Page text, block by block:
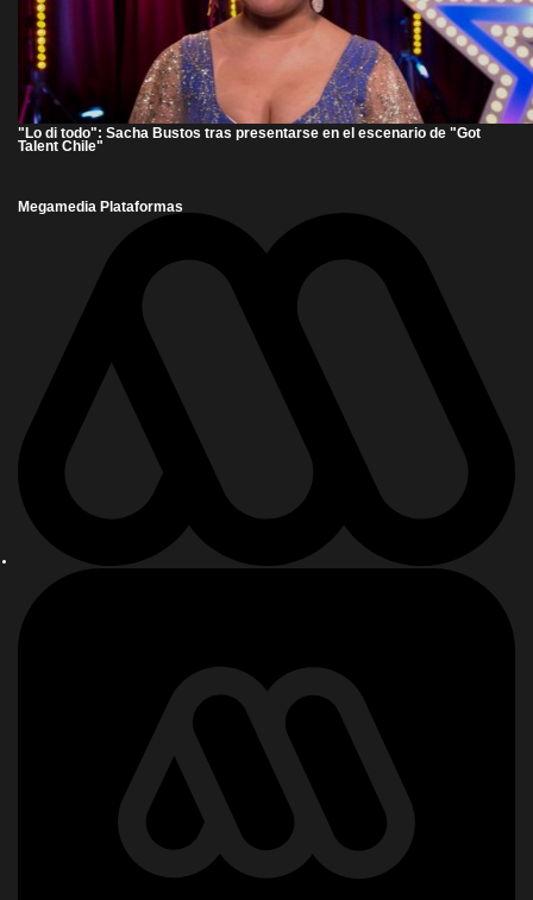
"Lo di todo": Sacha Bustos tras presentarse en el escenario de "Got
Talent Chile"
Megamedia Plataformas